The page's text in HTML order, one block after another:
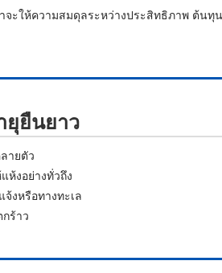
ะให้ความสมดุลระหว่างประสิทธิภาพ ต้นทุ
ยุยืนยาว
ายตัว
ห้งอย่างทั่วถึง
งหรือทางทะเล
ร้าว